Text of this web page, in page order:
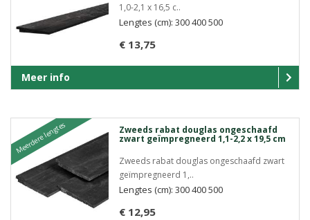
1,0-2,1 x 16,5 c..
€ 13,75
Lengtes (cm): 300 400 500
Meer info
Meerdere lengtes Zweeds rabat douglas ongeschaafd
zwart geïmpregneerd 1,1-2,2 x 19,5 cm
Zweeds rabat douglas ongeschaafd zwart
geïmpregneerd 1,..
€ 12,95
Lengtes (cm): 300 400 500